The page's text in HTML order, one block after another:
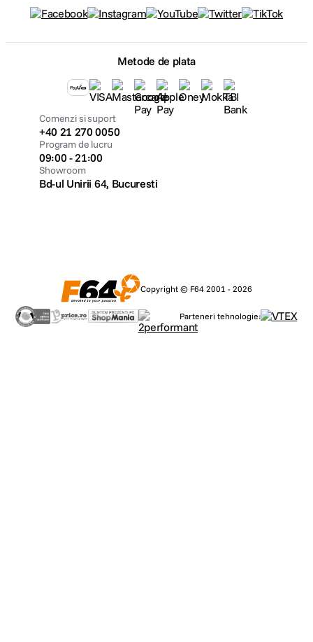
Metode de plata
Comenzi si suport
+40 21 270 0050
Program de lucru
09:00 - 21:00
Showroom
Bd-ul Unirii 64, Bucuresti
Copyright © F64 2001 - 2026
Parteneri tehnologie: